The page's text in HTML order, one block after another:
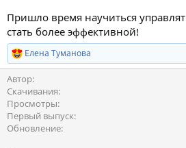
Пришло время научиться
стать более эффективной!
Р
е
а
к
ц
и
и
:
Елена Туманова
Автор
Скачивания
Просмотры
Первый выпуск
Обновление